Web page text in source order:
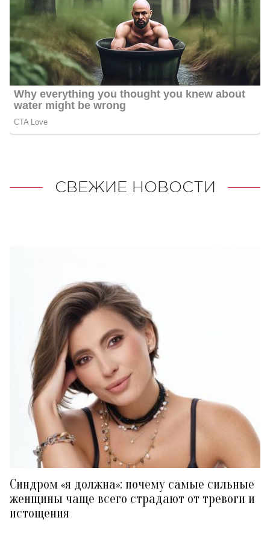
СВЕЖИЕ НОВОСТИ
Синдром «я должна»: почему самые сильные
женщины чаще всего страдают от тревоги и
истощения